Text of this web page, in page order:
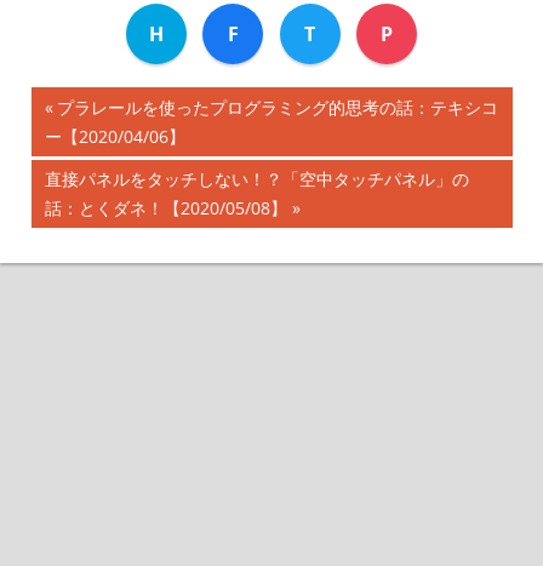
H F T P
投
稿
ナ
ビ
前
の
記
事:
プラレールを使ったプログラミング的思考の話：テキシコ
ー【2020/04/06】
次
の
事:
直接パネルをタッチしない！？「空中タッチパネル」の
話：とくダネ！【2020/05/08】